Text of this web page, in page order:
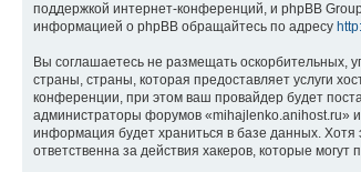
поддержкой интернет-конференций, и phpBB
информацией о phpBB обращайтесь по адресу
Вы соглашаетесь не размещать оскорбительных,
страны, страны, которая предоставляет услуги
конференции, при этом ваш провайдер будет
администраторы форумов «mihajlenko.anihost.ru»
информация будет храниться в базе данных.
ответственна за действия хакеров, которые